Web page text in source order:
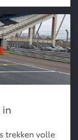
in
trekken volle